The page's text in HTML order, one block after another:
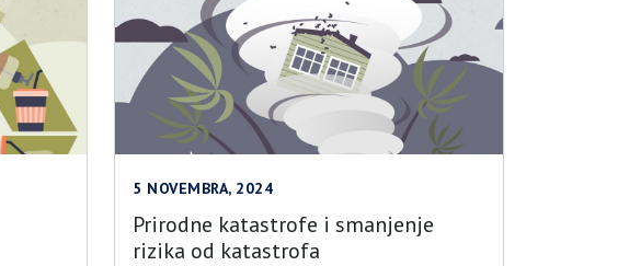
5 NOVEMBRA, 2024
Prirodne katastrofe i smanjenje
rizika od katastrofa